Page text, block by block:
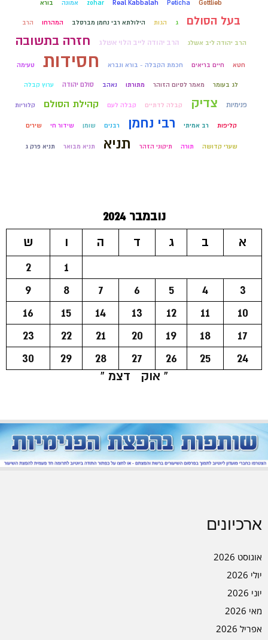
Gottlieb
Peticha
Real Kabbalah
zohar אמונה בורא
בעל הסולם ג הגות הילולתא רבי נחמן מברסלב המהרחו הרב
הרב יהודה ליב אשלג הרב יהודה לייב הלוי אשלג חזרה בתשובה
חטא חיים בריאים חכמת הקבלה - בורא ונברא חסידות טעימה
לג בעומר מאמר לסיום הזוהר מתורתו נאהב סולם יהודה ערוץ קבלה
פנימיות צדיק קבלה לדתיים קבלה לעם קהילת הסולם קלוריות
קליפות רב אמיתי רבי נחמן רבנים שומן שידור חי שירים
שערי קדושה תורה תיקוני הזהר תניא תניא מבואר תניא פרק ג
נובמבר 2024
א
ב ג ד ה ו
ש
1
2
3
4
5
6
7
8
9
10
11
12
13
14
15
16
17
18
19
20
21
22
23
24
25
26
27
28
29
30
« אוק
דצמ »
ארכיונים
אוגוסט 2026
יולי 2026
יוני 2026
מאי 2026
אפריל 2026